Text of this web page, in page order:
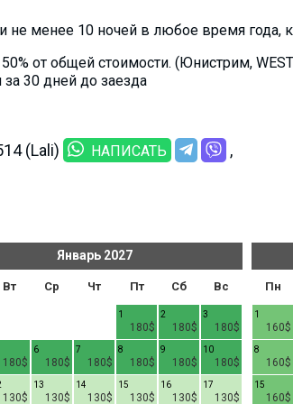
не менее 10 ночей в любое время года,
от общей стоимости. (Юнистрим,
30 дней до заезда
(Lali) НАПИСАТЬ
Январь 2027
Вт Ср Чт Пт Сб Вс
180$
1
180$
2
180$
3
180$ 180$
6
180$
7
180$
8
180$
9
180$
10
130$ 130$
13
130$
14
130$
15
130$
16
130$
17
Пн
160$
1
160$
8
160$
15